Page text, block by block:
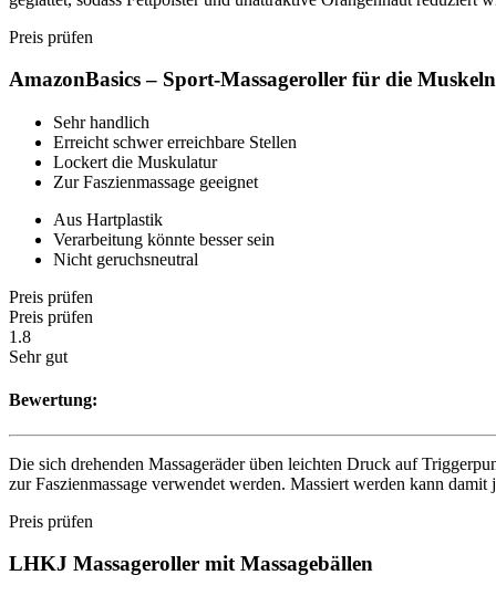
Preis prüfen
AmazonBasics – Sport-Massageroller für die Muskeln
Sehr handlich
Erreicht schwer erreichbare Stellen
Lockert die Muskulatur
Zur Faszienmassage geeignet
Aus Hartplastik
Verarbeitung könnte besser sein
Nicht geruchsneutral
Preis prüfen
Preis prüfen
1.8
Sehr gut
Bewertung:
Die sich drehenden Massageräder üben leichten Druck auf
zur Faszienmassage verwendet werden. Massiert werden kann damit
Preis prüfen
LHKJ Massageroller mit Massagebällen